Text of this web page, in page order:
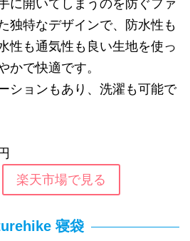
独特なデザインで、防水性も
性も通気性も良い生地を使っ
かで快適です。
ションもあり、洗濯も可能で
楽天市場で見る
寝袋